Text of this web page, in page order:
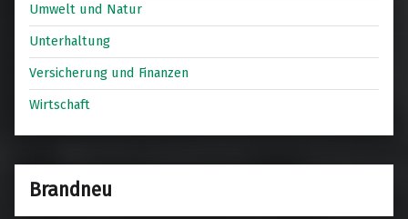
Umwelt und Natur
Unterhaltung
Versicherung und Finanzen
Wirtschaft
Brandneu